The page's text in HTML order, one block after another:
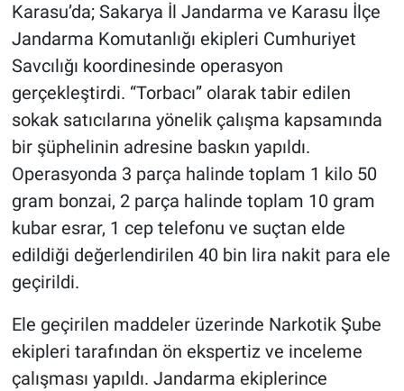
Karasu’da; Sakarya İl Jandarma ve Karasu İlçe
Jandarma Komutanlığı ekipleri Cumhuriyet
Savcılığı koordinesinde operasyon
gerçekleştirdi. “Torbacı” olarak tabir edilen
sokak satıcılarına yönelik çalışma kapsamında
bir şüphelinin adresine baskın yapıldı.
Operasyonda 3 parça halinde toplam 1 kilo 50
gram bonzai, 2 parça halinde toplam 10 gram
kubar esrar, 1 cep telefonu ve suçtan elde
edildiği değerlendirilen 40 bin lira nakit para ele
geçirildi.
Ele geçirilen maddeler üzerinde Narkotik Şube
ekipleri tarafından ön ekspertiz ve inceleme
çalışması yapıldı. Jandarma ekiplerince